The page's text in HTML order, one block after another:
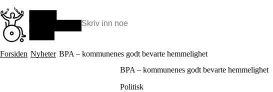
til
hovedinnhold
Søk:
Hva vi gjør
Bli assistent
Forsiden Nyheter BPA – kommunenes godt bevarte hemmelighet
BPA – kommunenes godt bevarte hemmelighet
Politisk